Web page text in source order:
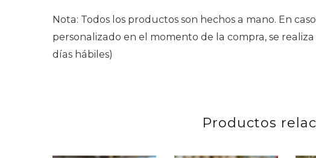
Nota: Todos los productos son hechos a mano. En
personalizado en el momento de la compra, se
días hábiles)
Productos